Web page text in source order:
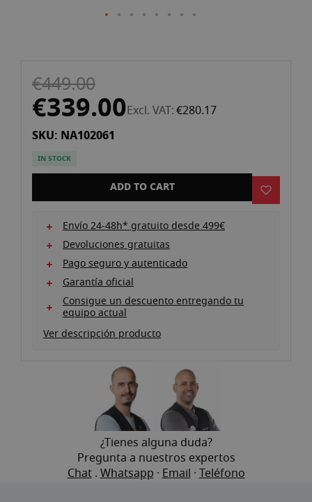
the
beginning
the
images
gallery
€449.00
€339.00Excl. VAT €280.17
SKU: NA102061
IN STOCK
ADD TO CART
Envío 24-48h* gratuito desde 499€
Devoluciones gratuitas
Pago seguro y autenticado
Garantía oficial
Consigue un descuento entregando tu
equipo actual
Ver descripción producto
¿Tienes alguna duda?
Pregunta a nuestros expertos
Chat.Whatsapp ·Email ·Teléfono